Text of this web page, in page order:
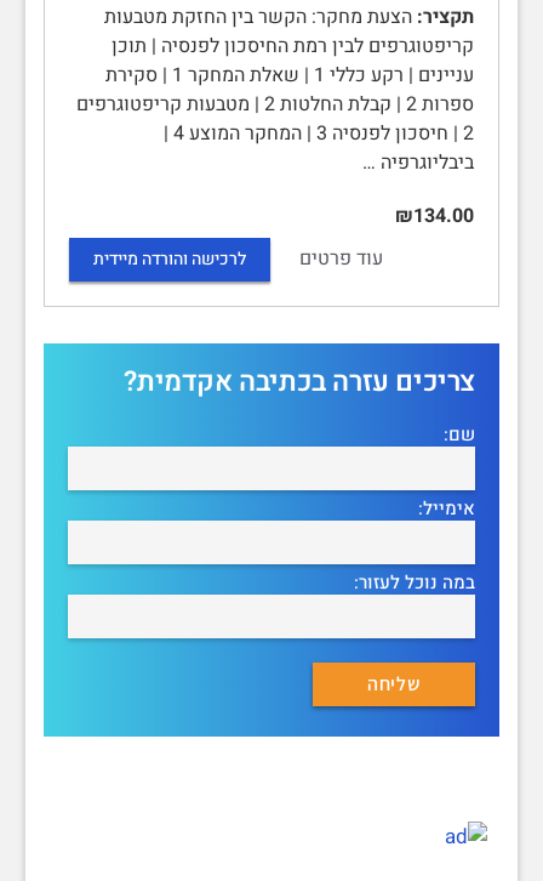
תקציר: הצעת מחקר: הקשר בין החזקת מטבעות
קריפטוגרפים לבין רמת החיסכון לפנסיה | תוכן
עניינים | רקע כללי 1 | שאלת המחקר 1 | סקירת
ספרות 2 | קבלת החלטות 2 | מטבעות קריפטוגרפים
2 | חיסכון לפנסיה 3 | המחקר המוצע 4 |
ביבליוגרפיה …
₪134.00
עוד פרטים
לרכישה והורדה מיידית
צריכים עזרה בכתיבה אקדמית?
שם:
אימייל:
במה נוכל לעזור: